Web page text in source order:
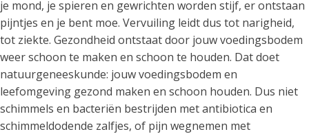
je mond, je spieren en gewrichten worden stijf, er ontstaan
pijntjes en je bent moe. Vervuiling leidt dus tot narigheid,
tot ziekte. Gezondheid ontstaat door jouw voedingsbodem
weer schoon te maken en schoon te houden. Dat doet
natuurgeneeskunde: jouw voedingsbodem en
leefomgeving gezond maken en schoon houden. Dus niet
schimmels en bacteriën bestrijden met antibiotica en
schimmeldodende zalfjes, of pijn wegnemen met